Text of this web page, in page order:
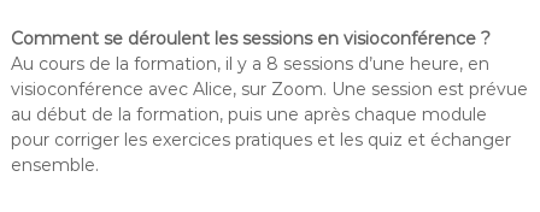
Comment se déroulent les sessions en visioconférence ?
Au cours de la formation, il y a 8 sessions d’une heure, en
visioconférence avec Alice, sur Zoom. Une session est prévue
au début de la formation, puis une après chaque module
pour corriger les exercices pratiques et les quiz et échanger
ensemble.